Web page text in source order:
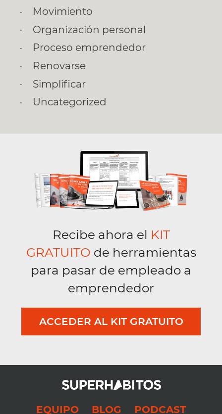
Movimiento
Organización personal
Proceso emprendedor
Renovarse
Simplificar
Uncategorized
Recibe ahora el KIT
GRATUITO de herramientas
para pasar de empleado a
emprendedor
ACCEDER AL KIT GRATUITO
EQUIPO BLOG PODCAST